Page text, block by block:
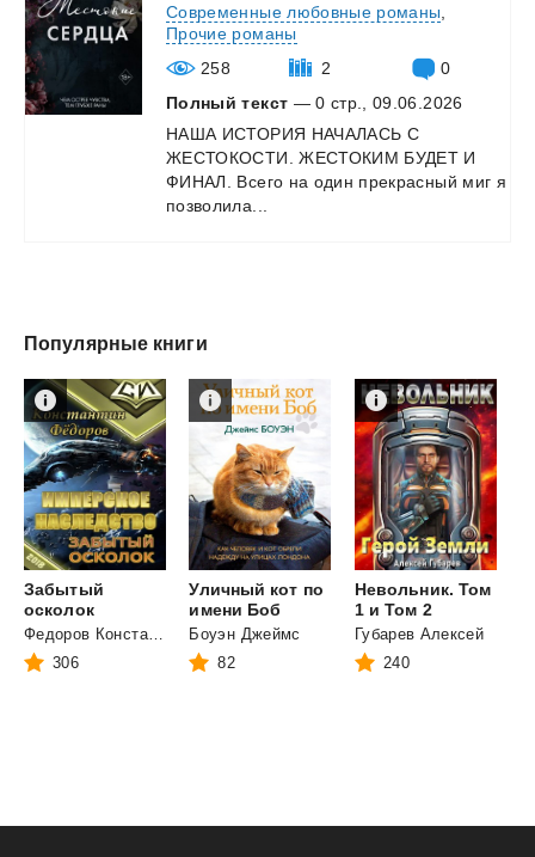
Современные любовные романы
Прочие романы
258
2
0
Полный текст — 0 стр., 09.06.2026
НАША ИСТОРИЯ НАЧАЛАСЬ С
ЖЕСТОКОСТИ. ЖЕСТОКИМ БУДЕТ И
ФИНАЛ. Всего на один прекрасный миг я
позволила...
Популярные книги
Забытый
осколок
Федоров Константин
306
Уличный кот по
имени Боб
Боуэн Джеймс
82
Невольник. Том
1 и Том 2
Губарев Алексей
240